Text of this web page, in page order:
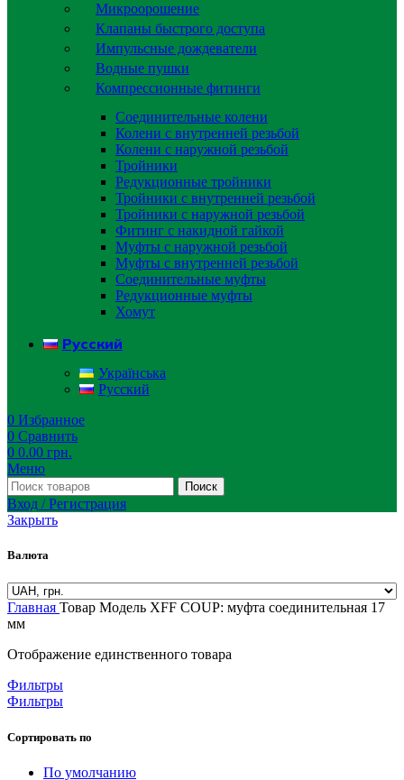
Микроорошение
Клапаны быстрого доступа
Импульсные дождеватели
Водные пушки
Компрессионные фитинги
Соединительные колени
Колени с внутренней резьбой
Колени с наружной резьбой
Тройники
Редукционные тройники
Тройники с внутренней резьбой
Тройники с наружной резьбой
Фитинг с накидной гайкой
Муфты с наружной резьбой
Муфты с внутренней резьбой
Соединительные муфты
Редукционные муфты
Хомут
Русский
Українська
Русский
0 Избранное
0 Сравнить
0 0.00 грн.
Меню
Поиск
Вход / Регистрация
Закрыть
Валюта
Главная Товар Модель XFF COUP: муфта соединительная 17
мм
Отображение единственного товара
Фильтры
Фильтры
Сортировать по
По умолчанию